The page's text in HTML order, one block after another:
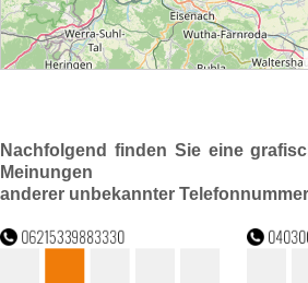
Nachfolgend finden Sie eine
Meinungen
anderer unbekannter